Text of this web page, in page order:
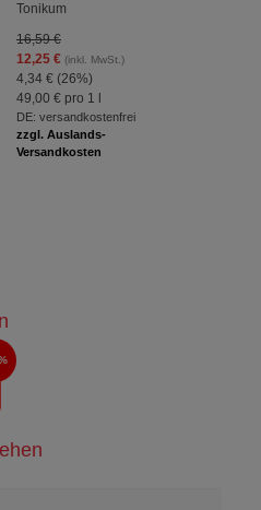
Tonikum
16,59 €
12,25 €(inkl. MwSt.)
4,34 € (26%)
49,00 €pro 1 l
DE: versandkostenfrei
zzgl. Auslands-
Versandkosten